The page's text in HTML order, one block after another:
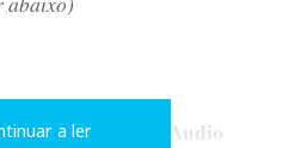
na sala da Audio
a ler